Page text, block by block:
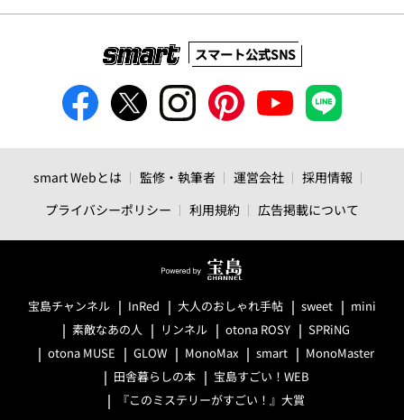
スマート公式SNS
smart Webとは 監修・執筆者 運営会社
採用情報
プライバシーポリシー
利用規約 広告掲載について
宝島チャンネル InRed 大人のおしゃれ手帖 sweet
mini
素敵なあの人
リンネル otona ROSY
SPRiNG
otona MUSE
GLOW MonoMax smart
MonoMaster
田舎暮らしの本
宝島すごい！WEB
『このミステリーがすごい！』大賞